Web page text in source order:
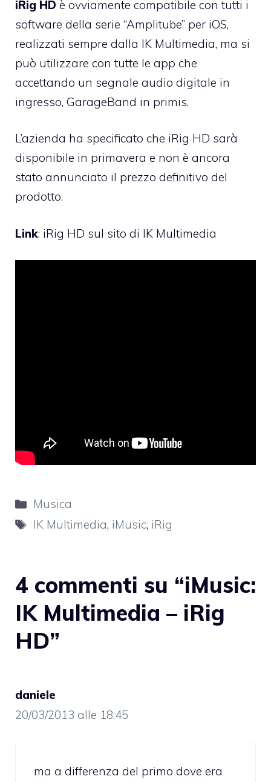
iRig HD è ovviamente compatibile con tutti i
software della serie “Amplitube” per iOS,
realizzati sempre dalla IK Multimedia, ma si
può utilizzare con tutte le app che
accettando un segnale audio digitale in
ingresso, GarageBand in primis.
L’azienda ha specificato che iRig HD sarà
disponibile in primavera e non è ancora
stato annunciato il prezzo definitivo del
prodotto.
Link: iRig HD sul sito di IK Multimedia
Categorie
Musica
Tag
IK Multimedia, iMusic, iRig
4 commenti su “iMusic:
IK Multimedia – iRig
HD”
daniele
20/03/2013 alle 18:45
ma a differenza del primo dove era